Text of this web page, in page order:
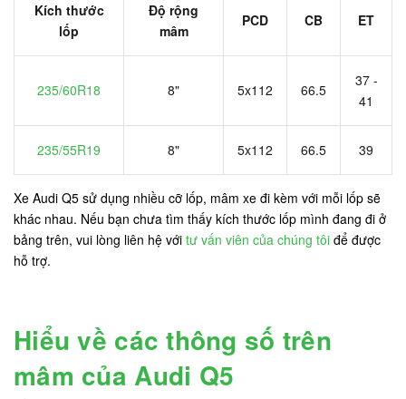
Kích thước
lốp
Độ rộng
mâm
PCD CB ET
235/60R18 8" 5x112 66.5
37 -
41
235/55R19 8" 5x112 66.5 39
Xe Audi Q5 sử dụng nhiều cỡ lốp, mâm xe đi kèm với mỗi lốp sẽ
khác nhau. Nếu bạn chưa tìm thấy kích thước lốp mình đang đi ở
bảng trên, vui lòng liên hệ với tư vấn viên của chúng tôi để được
hỗ trợ.
Hiểu về các thông số trên
mâm của Audi Q5